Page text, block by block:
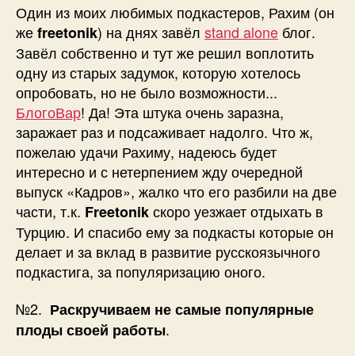
Один из моих любимых подкастеров, Рахим (он
жеfreetonik) на днях завёл stand alone блог.
Завёл собственно и тут же решил воплотить
одну из старых задумок, которую хотелось
опробовать, но не было возможности...
БлогоВар! Да! Эта штука очень заразна,
заражает раз и подсаживает надолго. Что ж,
пожелаю удачи Рахиму, надеюсь будет
интересно и с нетерпением жду очередной
выпуск «Кадров», жалко что его разбили на две
части, т.к. Freetonikскоро уезжает отдыхать в
Турцию. И спасибо ему за подкасты которые он
делает и за вклад в развитие русскоязычного
подкастига, за популяризацию оного.
№2. Раскручиваем не самые популярные
плоды своей работы.